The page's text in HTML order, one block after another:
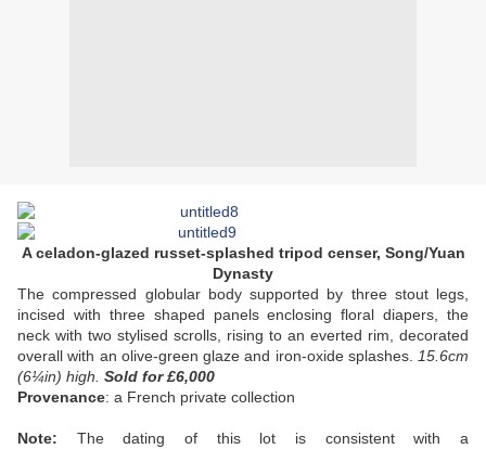
A celadon-glazed russet-splashed tripod censer, Song/Yuan
Dynasty
The compressed globular body supported by three stout legs,
incised with three shaped panels enclosing floral diapers, the
neck with two stylised scrolls, rising to an everted rim, decorated
overall with an olive-green glaze and iron-oxide splashes.
15.6cm
(6¼in) high. Sold for £6,000
Provenance: a French private collection
Note: The dating of this lot is consistent with a